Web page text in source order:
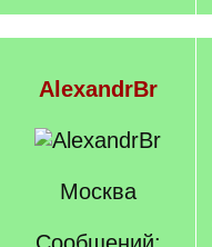
AlexandrBr
Москва